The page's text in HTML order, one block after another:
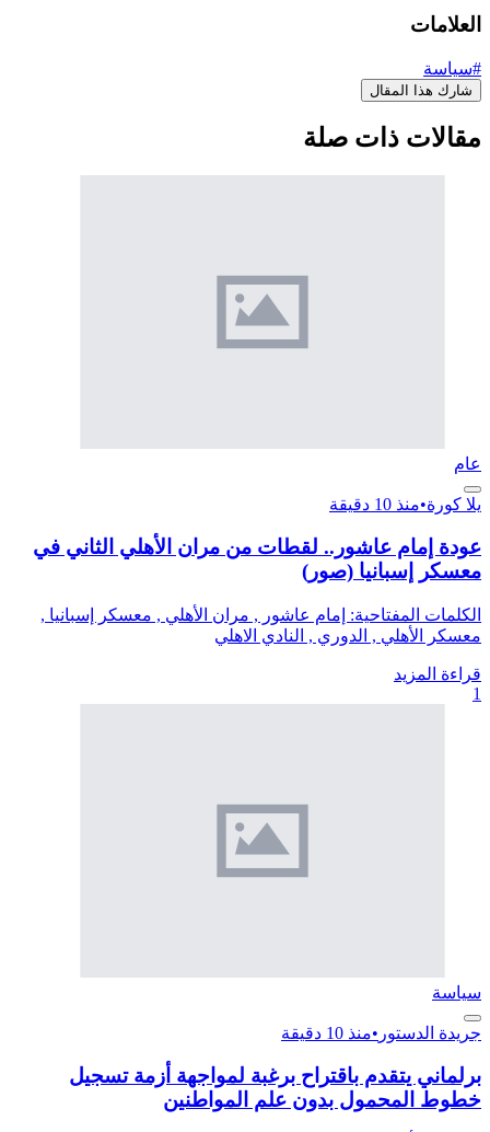
العلامات
#سياسة
شارك هذا المقال
مقالات ذات صلة
عام
يلا كورة•منذ 10 دقيقة
عودة إمام عاشور.. لقطات من مران الأهلي الثاني في
معسكر إسبانيا (صور)
الكلمات المفتاحية: إمام عاشور , مران الأهلي , معسكر إسبانيا ,
معسكر الأهلي , الدوري , النادي الاهلي
قراءة المزيد
1
سياسة
جريدة الدستور •منذ 10 دقيقة
برلماني يتقدم باقتراح برغبة لمواجهة أزمة تسجيل
خطوط المحمول بدون علم المواطنين